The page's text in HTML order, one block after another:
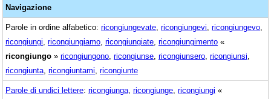
Navigazione
Parole in ordine alfabetico: ricongiungevate ricongiungevi ricongiungevo
ricongiungi ricongiungiamo ricongiungiate ricongiungimento «
ricongiungo » ricongiungono ricongiunse ricongiunsero ricongiunsi
ricongiunta ricongiuntami ricongiunte
Parole di undici lettere: ricongiunga ricongiunge ricongiungi «